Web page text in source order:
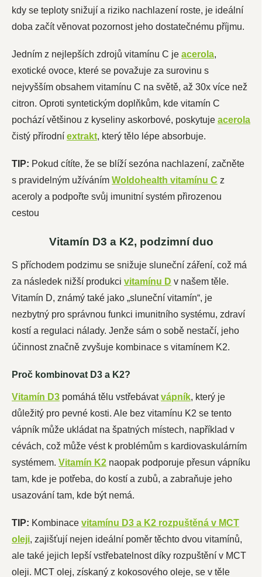
kdy se teploty snižují a riziko nachlazení roste, je ideální
doba začít věnovat pozornost jeho dostatečnému příjmu.
Jedním z nejlepších zdrojů vitamínu C je acerola,
exotické ovoce, které se považuje za surovinu s
nejvyšším obsahem vitamínu C na světě, až 30x více než
citron. Oproti syntetickým doplňkům, kde vitamín C
pochází většinou z kyseliny askorbové, poskytuje acerola
čistý přírodní extrakt, který tělo lépe absorbuje.
TIP: Pokud cítíte, že se blíží sezóna nachlazení, začněte
s pravidelným užíváním Woldohealth vitamínu C z
aceroly a podpořte svůj imunitní systém přirozenou
cestou
Vitamín D3 a K2, podzimní duo
S příchodem podzimu se snižuje sluneční záření, což má
za následek nižší produkci vitamínu D v našem těle.
Vitamín D, známý také jako „sluneční vitamín“, je
nezbytný pro správnou funkci imunitního systému, zdraví
kostí a regulaci nálady. Jenže sám o sobě nestačí, jeho
účinnost značně zvyšuje kombinace s vitamínem K2.
Proč kombinovat D3 a K2?
Vitamín D3 pomáhá tělu vstřebávatvápník, který je
důležitý pro pevné kosti. Ale bez vitamínu K2 se tento
vápník může ukládat na špatných místech, například v
cévách, což může vést k problémům s kardiovaskulárním
systémem. Vitamín K2 naopak podporuje přesun vápníku
tam, kde je potřeba, do kostí a zubů, a zabraňuje jeho
usazování tam, kde být nemá.
TIP: Kombinace vitamínu D3 a K2 rozpuštěná v MCT
oleji, zajišťují nejen ideální poměr těchto dvou vitamínů,
ale také jejich lepší vstřebatelnost díky rozpuštění v MCT
oleji. MCT olej, získaný z kokosového oleje, se v těle